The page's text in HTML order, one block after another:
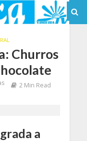
Churros
2 Min Read
a